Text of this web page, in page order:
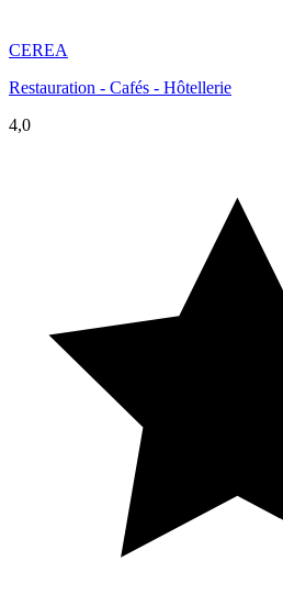
CEREA
Restauration - Cafés - Hôtellerie
4,0